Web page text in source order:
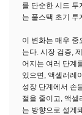
를 단순한 시드 투
는 풀스택 초기 투
이 변화는 매우 중
는다. 시장 검증,
어지는 여러 단계
있으면, 액셀러레
성장 단계에서 손
절을 줄이고, 액셀
는 방향으로 설계